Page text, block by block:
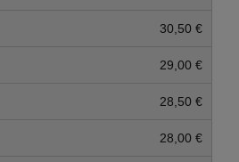
30,50 €
29,00 €
28,50 €
28,00 €